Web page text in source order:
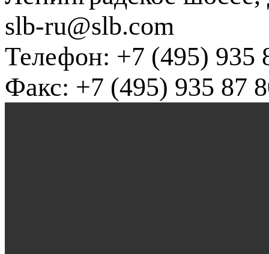
slb-ru@slb.com
Телефон: +7 (495) 935
Факс: +7 (495) 935 87